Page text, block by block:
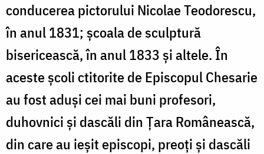
conducerea pictorului Nicolae Teodorescu,
în anul 1831; şcoala de sculptură
bisericească, în anul 1833 şi altele. În
aceste şcoli ctitorite de Episcopul Chesarie
au fost aduşi cei mai buni profesori,
duhovnici şi dascăli din Ţara Românească,
din care au ieşit episcopi, preoţi şi dascăli